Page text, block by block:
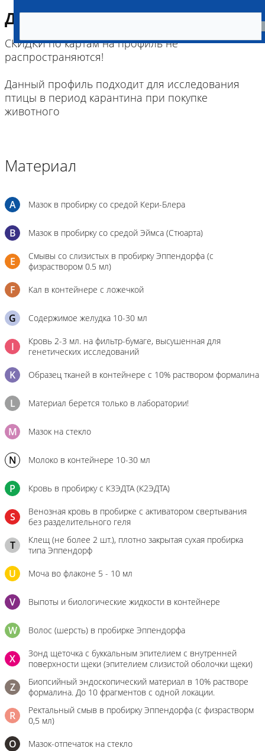
Диагностическая информация
СКИДКИ по картам на профиль не
распространяются!
Данный профиль подходит для исследования
птицы в период карантина при покупке
животного
Материал
A Мазок в пробирку со средой Кери-Блера
B Мазок в пробирку со средой Эймса (Стюарта)
E
Смывы со слизистых в пробирку Эппендорфа (с
физраствором 0.5 мл)
F Кал в контейнере с ложечкой
G Содержимое желудка 10-30 мл
I
Кровь 2-3 мл. на фильтр-бумаге, высушенная для
генетических исследований
K Образец тканей в контейнере с 10% раствором формалина
L Материал берется только в лаборатории!
M Мазок на стекло
N Молоко в контейнере 10-30 мл
P Кровь в пробирку с К3ЭДТА (К2ЭДТА)
S
Венозная кровь в пробирке с активатором свертывания
без разделительного геля
T
Клещ (не более 2 шт.), плотно закрытая сухая пробирка
типа Эппендорф
U Моча во флаконе 5 - 10 мл
V Выпоты и биологические жидкости в контейнере
W Волос (шерсть) в пробирке Эппендорфа
X
Зонд щеточка с буккальным эпителием с внутренней
поверхности щеки (эпителием слизистой оболочки щеки)
Z
Биопсийный эндоскопический материал в 10% растворе
формалина. До 10 фрагментов с одной локации.
R
Ректальный смыв в пробирку Эппендорфа (с физрастворм
0,5 мл)
О Мазок-отпечаток на стекло